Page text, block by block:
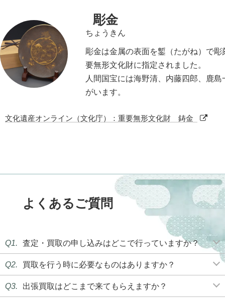
彫金
ちょうきん
彫金は金属の表面を鏨（たがね）で
要無形文化財に指定されました。
人間国宝には海野清、内藤四郎、鹿
がいます。
文化遺産オンライン（文化庁）：重要無形文化財 鋳金
よくあるご質問
Q1. 査定・買取の申し込みはどこで行っていますか？
Q2. 買取を行う時に必要なものはありますか？
Q3. 出張買取はどこまで来てもらえますか？